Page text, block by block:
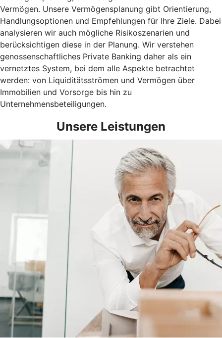
Vermögen. Unsere Vermögensplanung gibt Orientierung,
Handlungsoptionen und Empfehlungen für Ihre Ziele. Dabei
analysieren wir auch mögliche Risikoszenarien und
berücksichtigen diese in der Planung. Wir verstehen
genossenschaftliches Private Banking daher als ein
vernetztes System, bei dem alle Aspekte betrachtet
werden: von Liquiditätsströmen und Vermögen über
Immobilien und Vorsorge bis hin zu
Unternehmensbeteiligungen.
Unsere Leistungen